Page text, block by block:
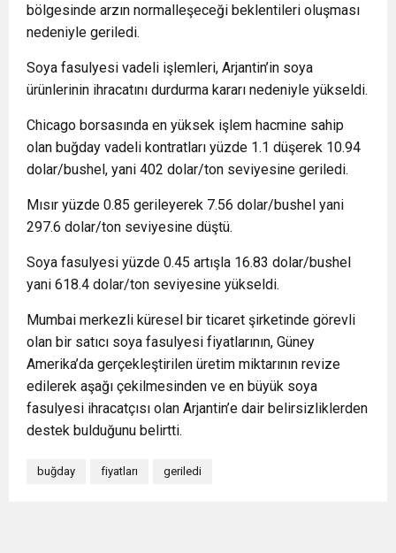
bölgesinde arzın normalleşeceği beklentileri oluşması
nedeniyle geriledi.
Soya fasulyesi vadeli işlemleri, Arjantin’in soya
ürünlerinin ihracatını durdurma kararı nedeniyle yükseldi.
Chicago borsasında en yüksek işlem hacmine sahip
olan buğday vadeli kontratları yüzde 1.1 düşerek 10.94
dolar/bushel, yani 402 dolar/ton seviyesine geriledi.
Mısır yüzde 0.85 gerileyerek 7.56 dolar/bushel yani
297.6 dolar/ton seviyesine düştü.
Soya fasulyesi yüzde 0.45 artışla 16.83 dolar/bushel
yani 618.4 dolar/ton seviyesine yükseldi.
Mumbai merkezli küresel bir ticaret şirketinde görevli
olan bir satıcı soya fasulyesi fiyatlarının, Güney
Amerika’da gerçekleştirilen üretim miktarının revize
edilerek aşağı çekilmesinden ve en büyük soya
fasulyesi ihracatçısı olan Arjantin’e dair belirsizliklerden
destek bulduğunu belirtti.
buğday fiyatları geriledi